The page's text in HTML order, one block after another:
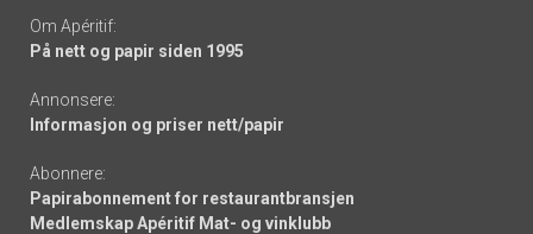
Om Apéritif:
På nett og papir siden 1995
Annonsere:
Informasjon og priser nett/papir
Abonnere:
Papirabonnement for restaurantbransjen
Medlemskap Apéritif Mat- og vinklubb